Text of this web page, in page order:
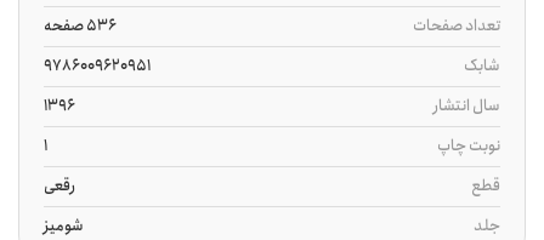
تعداد صفحات
536 صفحه
شابک
9786009620951
سال انتشار
1396
نوبت چاپ
1
قطع
رقعی
جلد
شومیز